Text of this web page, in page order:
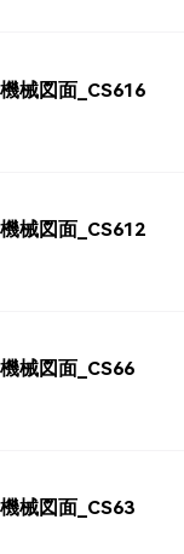
機械図面_CS616
機械図面_CS612
機械図面_CS66
機械図面_CS63